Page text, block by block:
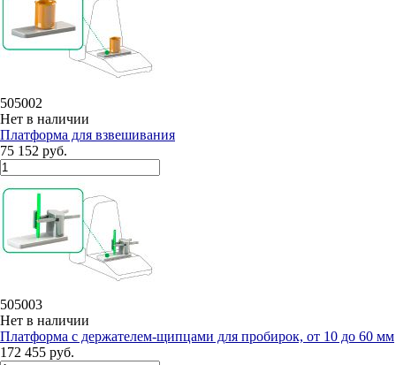
505002
Нет в наличии
Платформа для взвешивания
75 152 руб.
505003
Нет в наличии
Платформа с держателем-щипцами для пробирок, от 10 до 60 мм
172 455 руб.